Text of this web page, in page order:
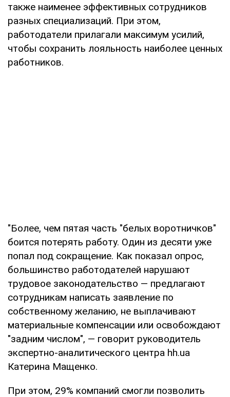
также наименее эффективных сотрудников
разных специализаций. При этом,
работодатели прилагали максимум усилий,
чтобы сохранить лояльность наиболее ценных
работников.
"Более, чем пятая часть "белых воротничков"
боится потерять работу. Один из десяти уже
попал под сокращение. Как показал опрос,
большинство работодателей нарушают
трудовое законодательство — предлагают
сотрудникам написать заявление по
собственному желанию, не выплачивают
материальные компенсации или освобождают
"задним числом", — говорит руководитель
экспертно-аналитического центра hh.ua
Катерина Мащенко.
При этом, 29% компаний смогли позволить